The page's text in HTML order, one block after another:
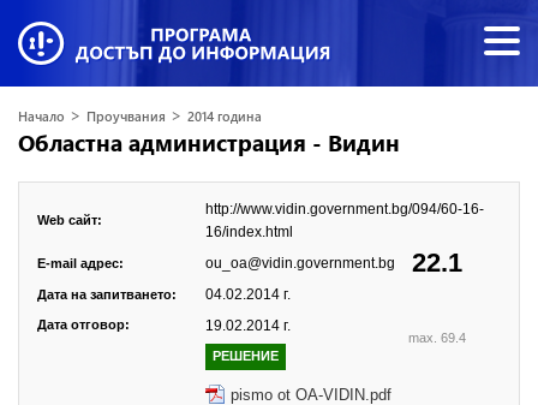
Начало > Проучвания > 2014 година
Областна администрация - Видин
22.1
max. 69.4
Web сайт:
http://www.vidin.government.bg/094/60-16-
16/index.html
E-mail адрес: ou_oa@vidin.government.bg
Дата на запитването: 04.02.2014 г.
Дата отговор: 19.02.2014 г.
РЕШЕНИЕ
pismo ot OA-VIDIN.pdf